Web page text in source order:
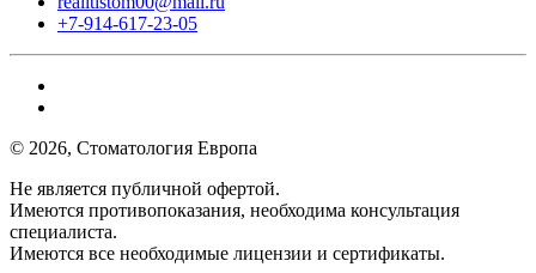
+7-914-617-23-05
© 2026, Стоматология Европа
Не является публичной офертой.
Имеются противопоказания, необходима консультация
специалиста.
Имеются все необходимые лицензии и сертификаты.